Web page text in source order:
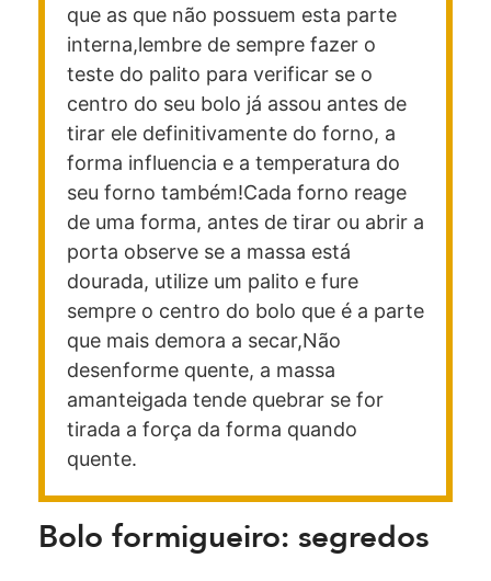
que as que não possuem esta parte
interna,lembre de sempre fazer o
teste do palito para verificar se o
centro do seu bolo já assou antes de
tirar ele definitivamente do forno, a
forma influencia e a temperatura do
seu forno também!Cada forno reage
de uma forma, antes de tirar ou abrir a
porta observe se a massa está
dourada, utilize um palito e fure
sempre o centro do bolo que é a parte
que mais demora a secar,Não
desenforme quente, a massa
amanteigada tende quebrar se for
tirada a força da forma quando
quente.
Bolo formigueiro: segredos